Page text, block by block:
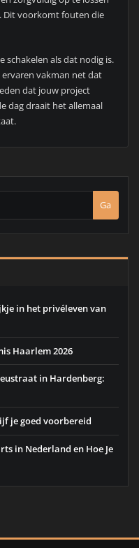
Dit voorkomt fouten die
schakelen als dat nodig is.
ervaren vakman net dat
dat jouw project
dag draait het allemaal
Ga
in het privéleven van
Haarlem 2026
in Hardenberg:
je goed voorbereid
in Nederland en Hoe Je